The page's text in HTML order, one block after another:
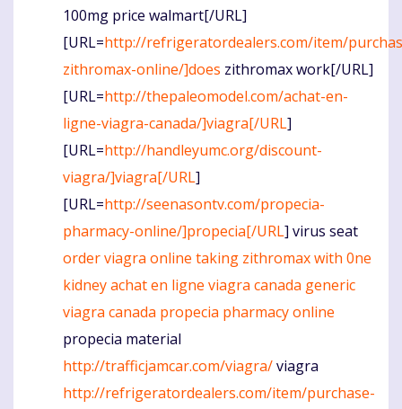
100mg price walmart[/URL]
[URL=http://refrigeratordealers.com/item/
zithromax-online/]does zithromax work[/URL]
[URL=http://thepaleomodel.com/achat-en-
ligne-viagra-canada/]viagra[/URL]
[URL=http://handleyumc.org/discount-
viagra/]viagra[/URL]
[URL=http://seenasontv.com/propecia-
pharmacy-online/]propecia[/URL] virus seat
order viagra online taking zithromax with 0ne
kidneyachat en ligne viagra canada generic
viagra canada propecia pharmacy online
propecia material
http://trafficjamcar.com/viagra/viagra
http://refrigeratordealers.com/item/purchase-